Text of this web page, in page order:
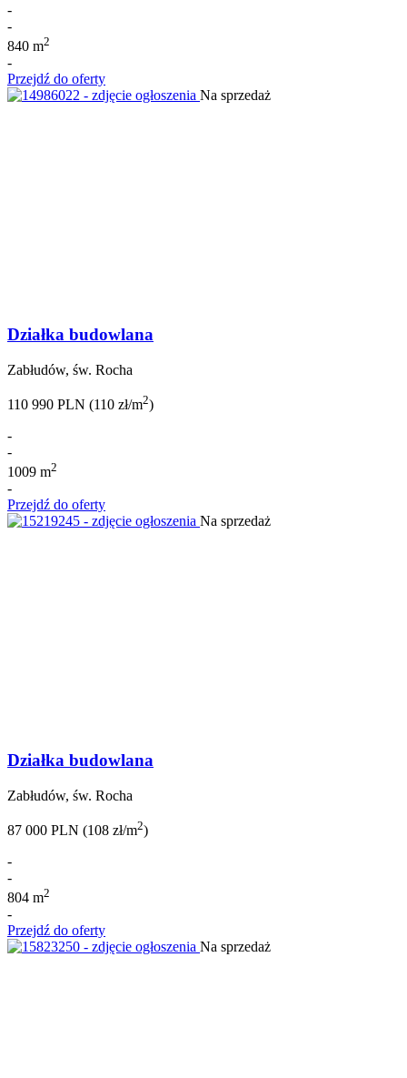
-
-
840 m2
-
Przejdź do oferty
Na sprzedaż
Działka budowlana
Zabłudów, św. Rocha
110 990 PLN (110 zł/m2)
-
-
1009 m2
-
Przejdź do oferty
Na sprzedaż
Działka budowlana
Zabłudów, św. Rocha
87 000 PLN (108 zł/m2)
-
-
804 m2
-
Przejdź do oferty
Na sprzedaż